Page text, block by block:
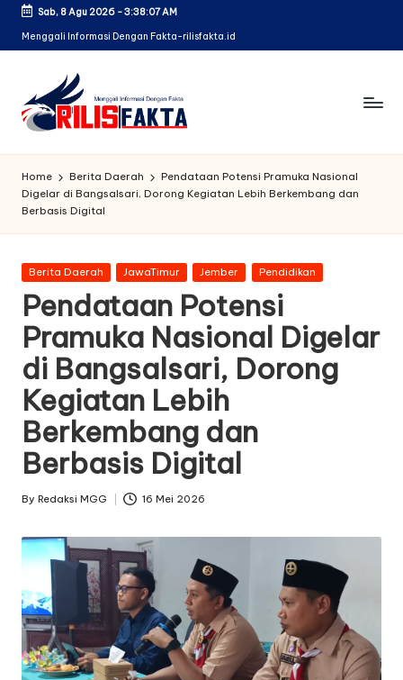
Skip
Sab, 8 Agu 2026-3:38:08 AM
Menggali Informasi Dengan Fakta-rilisfakta.id
Home Berita Daerah
Pendataan Potensi Pramuka Nasional
Digelar di Bangsalsari, Dorong Kegiatan Lebih Berkembang dan
Berbasis Digital
Posted
Berita Daerah JawaTimur Jember Pendidikan
Pendataan Potensi
Pramuka Nasional Digelar
di Bangsalsari, Dorong
Kegiatan Lebih
Berkembang dan
Berbasis Digital
Posted
By Redaksi MGG 16 Mei 2026